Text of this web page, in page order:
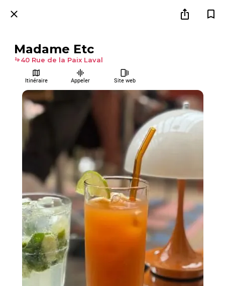
Madame Etc
40 Rue de la Paix Laval
Itinéraire Appeler Site web